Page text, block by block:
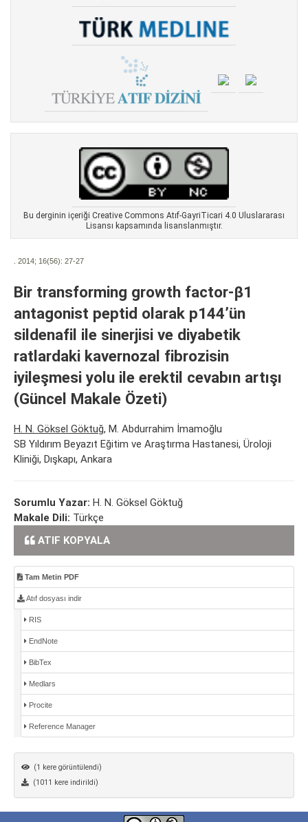
Bu derginin içeriği Creative Commons Atıf-GayriTicari 4.0 Uluslararası
Lisansı kapsamında lisanslanmıştır.
. 2014; 16(56): 27-27
Bir transforming growth factor-β1
antagonist peptid olarak p144’ün
sildenafil ile sinerjisi ve diyabetik
ratlardaki kavernozal fibrozisin
iyileşmesi yolu ile erektil cevabın artışı
(Güncel Makale Özeti)
H. N. Göksel Göktuğ, M. Abdurrahim İmamoğlu
SB Yıldırım Beyazıt Eğitim ve Araştırma Hastanesi, Üroloji
Kliniği, Dışkapı, Ankara
Sorumlu Yazar: H. N. Göksel Göktuğ
Makale Dili: Türkçe
ATIF KOPYALA
Tam Metin PDF
Atıf dosyası indir
RIS
EndNote
BibTex
Medlars
Procite
Reference Manager
(1 kere görüntülendi)
(1011 kere indirildi)